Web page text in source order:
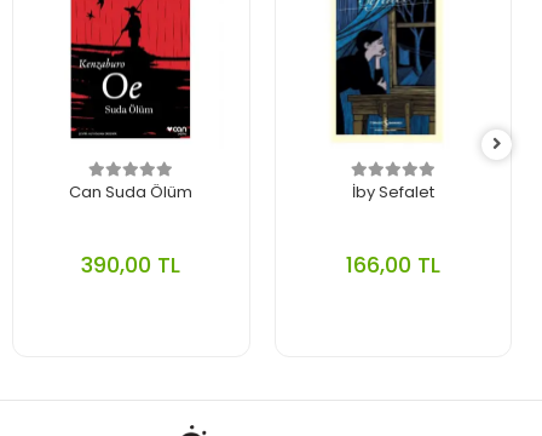
Can Suda Ölüm
390,00 TL
İby Sefalet
166,00 TL